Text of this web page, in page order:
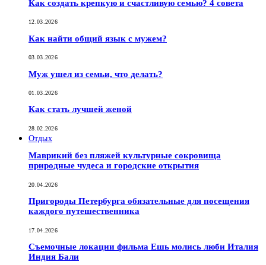
Как создать крепкую и счастливую семью? 4 совета
12.03.2026
Как найти общий язык с мужем?
03.03.2026
Муж ушел из семьи, что делать?
01.03.2026
Как стать лучшей женой
28.02.2026
Отдых
Маврикий без пляжей культурные сокровища
природные чудеса и городские открытия
20.04.2026
Пригороды Петербурга обязательные для посещения
каждого путешественника
17.04.2026
Съемочные локации фильма Ешь молись люби Италия
Индия Бали